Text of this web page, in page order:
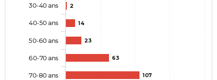
2
14
23
63
107
30-40 ans
40-50 ans
50-60 ans
60-70 ans
70-80 ans